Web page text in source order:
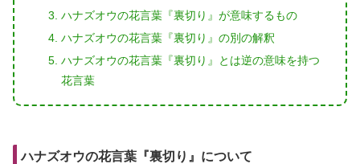
ハナズオウの花言葉『裏切り』が意味するもの
ハナズオウの花言葉『裏切り』の別の解釈
ハナズオウの花言葉『裏切り』とは逆の意味を持つ
花言葉
ハナズオウの花言葉『裏切り』について